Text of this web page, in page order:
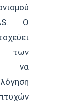
Ο
των
να